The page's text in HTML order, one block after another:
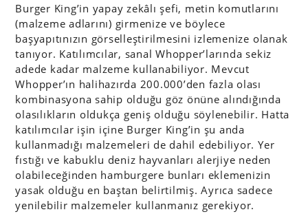
Burger King’in yapay zekâlı şefi, metin komutlarını
(malzeme adlarını) girmenize ve böylece
başyapıtınızın görselleştirilmesini izlemenize olanak
tanıyor. Katılımcılar, sanal Whopper’larında sekiz
adede kadar malzeme kullanabiliyor. Mevcut
Whopper’ın halihazırda 200.000’den fazla olası
kombinasyona sahip olduğu göz önüne alındığında
olasılıkların oldukça geniş olduğu söylenebilir. Hatta
katılımcılar işin içine Burger King’in şu anda
kullanmadığı malzemeleri de dahil edebiliyor. Yer
fıstığı ve kabuklu deniz hayvanları alerjiye neden
olabileceğinden hamburgere bunları eklemenizin
yasak olduğu en baştan belirtilmiş. Ayrıca sadece
yenilebilir malzemeler kullanmanız gerekiyor.